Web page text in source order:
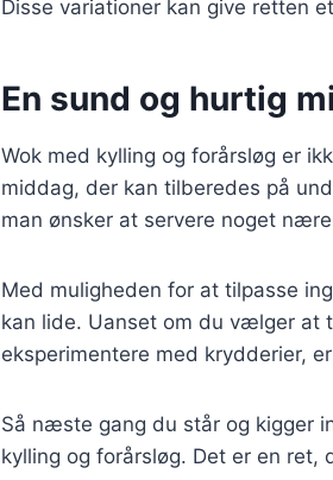
Disse variationer kan give retten
En sund og hurtig
Wok med kylling og forårsløg er
middag, der kan tilberedes på
man ønsker at servere noget
Med muligheden for at tilpasse
kan lide. Uanset om du vælger at
eksperimentere med krydderier,
Så næste gang du står og kigger
kylling og forårsløg. Det er en